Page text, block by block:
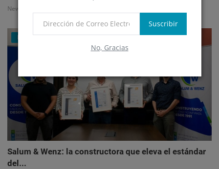
Suscribir
No, Gracias
NewsAdmin
Mercado Inmobiliario Empresarial
Salum & Wenz: la constructora que eleva el estándar
del...